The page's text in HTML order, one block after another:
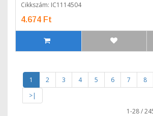
Cikkszám: IC1114504
4.674 Ft
1 2 3 4 5 6 7 8
>|
1-28 /